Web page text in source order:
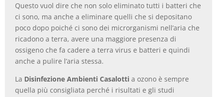
Questo vuol dire che non solo eliminato tutti i batteri che
ci sono, ma anche a eliminare quelli che si depositano
poco dopo poiché ci sono dei microrganismi nell’aria che
ricadono a terra, avere una maggiore presenza di
ossigeno che fa cadere a terra virus e batteri e quindi
anche a pulire l’aria stessa.
La Disinfezione Ambienti Casalotti a ozono è sempre
quella più consigliata perché i risultati e gli studi